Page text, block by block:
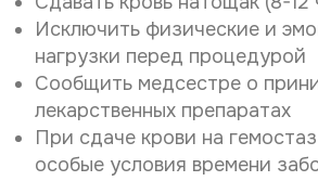
Исключить физические и
нагрузки перед процедурой
Сообщить медсестре о
лекарственных препаратах
При сдаче крови на
особые условия времени